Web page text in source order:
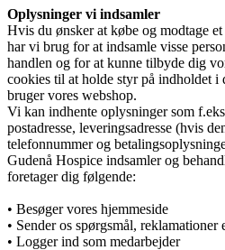
Praktisk information
Frivillig
De frivillige gør en
Oplysninger vi indsamler
Hvis du ønsker at købe og modtage
har vi brug for at indsamle visse
handlen og for at kunne tilbyde dig
cookies til at holde styr på indholdet i
bruger vores webshop.
Vi kan indhente oplysninger som
postadresse, leveringsadresse (hvis
telefonnummer og
Gudenå Hospice indsamler og
foretager dig følgende:
• Besøger vores hjemmeside
• Sender os spørgsmål, reklamationer
• Logger ind som medarbejder